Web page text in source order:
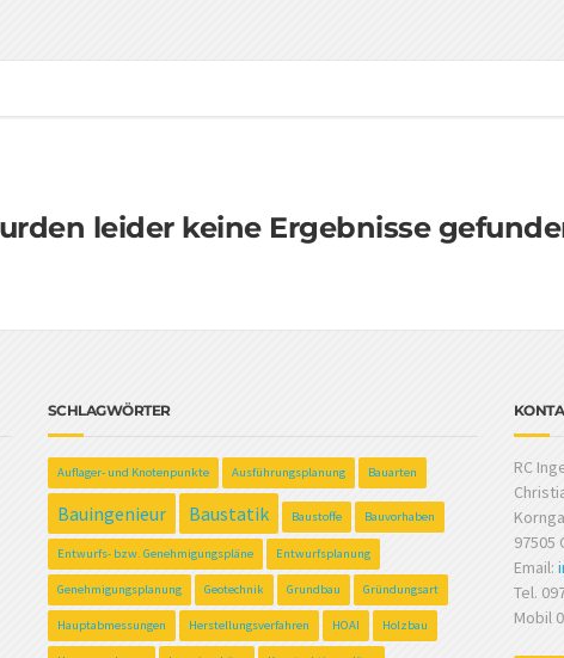
leider keine Ergebnisse
SCHLAGWÖRTER
Auflager- und Knotenpunkte Ausführungsplanung Bauarten
Bauingenieur Baustatik Baustoffe Bauvorhaben
Entwurfs- bzw. Genehmigungspläne Entwurfsplanung
Genehmigungsplanung Geotechnik Grundbau Gründungsart
Hauptabmessungen Herstellungsverfahren HOAI Holzbau
RC
97505
Email:
Tel.
Mobil